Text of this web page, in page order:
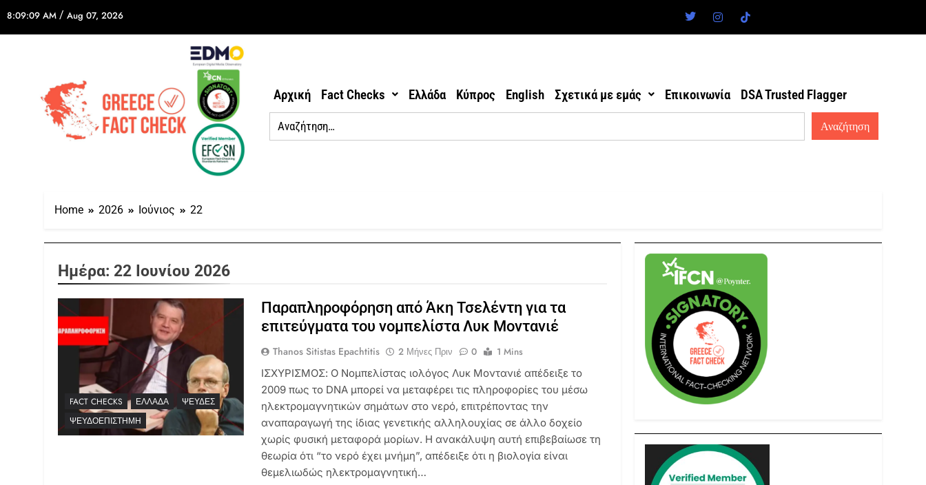
8:09:09 AM / Aug 07, 2026
Αρχική Fact Checks Ελλάδα Κύπρος English Σχετικά με εμάς Επικοινωνία DSA Trusted Flagger
Home 2026 Ιούνιος 22
Ημέρα: 22 Ιουνίου 2026
FACT CHECKS ΕΛΛΆΔΑ
ΨΕΥΔΈΣ
ΨΕΥΔΟΕΠΙΣΤΉΜΗ
Παραπληροφόρηση από Άκη Τσελέντη για τα
επιτεύγματα του νομπελίστα Λυκ Μοντανιέ
Thanos Sitistas Epachtitis 2 Μήνες Πριν 0
1 Mins
ΙΣΧΥΡΙΣΜΟΣ: Ο Νομπελίστας ιολόγος Λυκ Μοντανιέ απέδειξε το
2009 πως το DNA μπορεί να μεταφέρει τις πληροφορίες του μέσω
ηλεκτρομαγνητικών σημάτων στο νερό, επιτρέποντας την
αναπαραγωγή της ίδιας γενετικής αλληλουχίας σε άλλο δοχείο
χωρίς φυσική μεταφορά μορίων. Η ανακάλυψη αυτή επιβεβαίωσε τη
θεωρία ότι “το νερό έχει μνήμη”, απέδειξε ότι η βιολογία είναι
θεμελιωδώς ηλεκτρομαγνητική…